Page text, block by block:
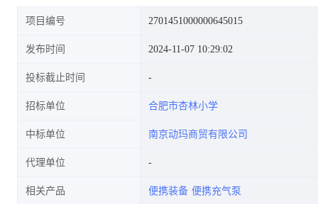
项目编号 2701451000000645015
发布时间 2024-11-07 10:29:02
投标截止时间
招标单位 合肥市杏林小学
中标单位 南京动玛商贸有限公司
代理单位
相关产品 便携装备 便携充气泵